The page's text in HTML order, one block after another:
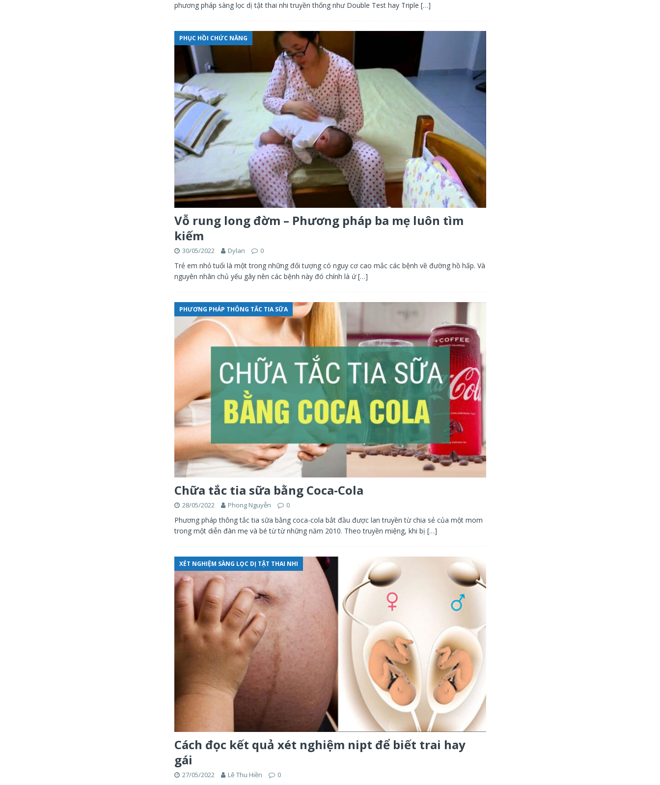
phương pháp sàng lọc dị tật thai nhi truyền thống như Double Test hay Triple […]
PHỤC HỒI CHỨC NĂNG
Vỗ rung long đờm – Phương pháp ba mẹ luôn tìm
kiếm
30/05/2022 Dylan 0
Trẻ em nhỏ tuổi là một trong những đối tượng có nguy cơ cao mắc các bệnh về đường hồ hấp. Và
nguyên nhân chủ yếu gây nên các bệnh này đó chính là ứ[…]
PHƯƠNG PHÁP THÔNG TẮC TIA SỮA
Chữa tắc tia sữa bằng Coca-Cola
28/05/2022 Phong Nguyễn 0
Phương pháp thông tắc tia sữa bằng coca-cola bắt đầu được lan truyền từ chia sẻ của một mom
trong một diễn đàn mẹ và bé từ từ những năm 2010. Theo truyền miệng, khi bị […]
XÉT NGHIỆM SÀNG LỌC DỊ TẬT THAI NHI
Cách đọc kết quả xét nghiệm nipt để biết trai hay
gái
27/05/2022 Lê Thu Hiền 0